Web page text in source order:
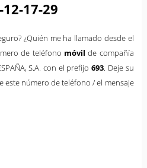
17-29
¿Quién me ha llamado desde el
de teléfono móvil de compañía
S.A. con el prefijo693. Deje su
este número de teléfono / el mensaje